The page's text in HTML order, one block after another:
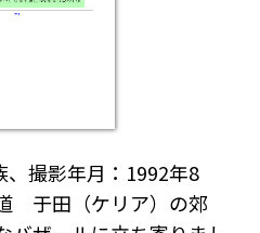
撮影年月：1992年8
于田（ケリア）の郊